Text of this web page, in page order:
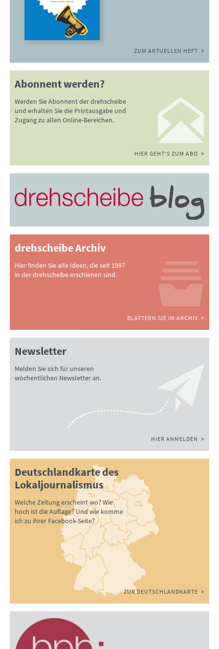
ZUM AKTUELLEN HEFT
Abonnent werden?
Werden Sie Abonnent der drehscheibe
und erhalten Sie die Printausgabe und
Zugang zu allen Online-Bereichen.
HIER GEHT'S ZUM ABO
drehscheibe Archiv
Hier finden Sie alle Ideen, die seit 1997
in der drehscheibe erschienen sind.
BLÄTTERN SIE IM ARCHIV
Newsletter
Melden Sie sich für unseren
wöchentlichen Newsletter an.
HIER ANMELDEN
Deutschlandkarte des
Lokaljournalismus
Welche Zeitung erscheint wo? Wie
hoch ist die Auflage? Und wie komme
ich zu ihrer Facebook-Seite?
ZUR DEUTSCHLANDKARTE